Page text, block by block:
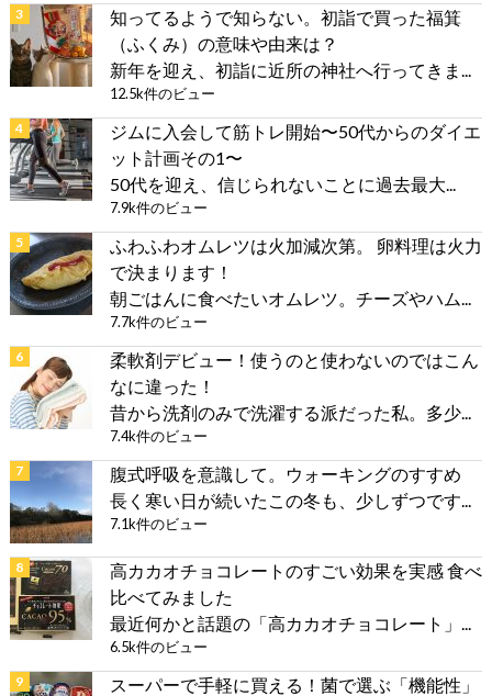
知ってるようで知らない。初詣で買った福箕
（ふくみ）の意味や由来は？
新年を迎え、初詣に近所の神社へ行ってきま...
12.5k件のビュー
ジムに入会して筋トレ開始〜50代からのダイエ
ット計画その1〜
50代を迎え、信じられないことに過去最大...
7.9k件のビュー
ふわふわオムレツは火加減次第。 卵料理は火力
で決まります！
朝ごはんに食べたいオムレツ。チーズやハム...
7.7k件のビュー
柔軟剤デビュー！使うのと使わないのではこん
なに違った！
昔から洗剤のみで洗濯する派だった私。多少...
7.4k件のビュー
腹式呼吸を意識して。ウォーキングのすすめ
長く寒い日が続いたこの冬も、少しずつです...
7.1k件のビュー
高カカオチョコレートのすごい効果を実感 食べ
比べてみました
最近何かと話題の「高カカオチョコレート」...
6.5k件のビュー
スーパーで手軽に買える！菌で選ぶ「機能性」